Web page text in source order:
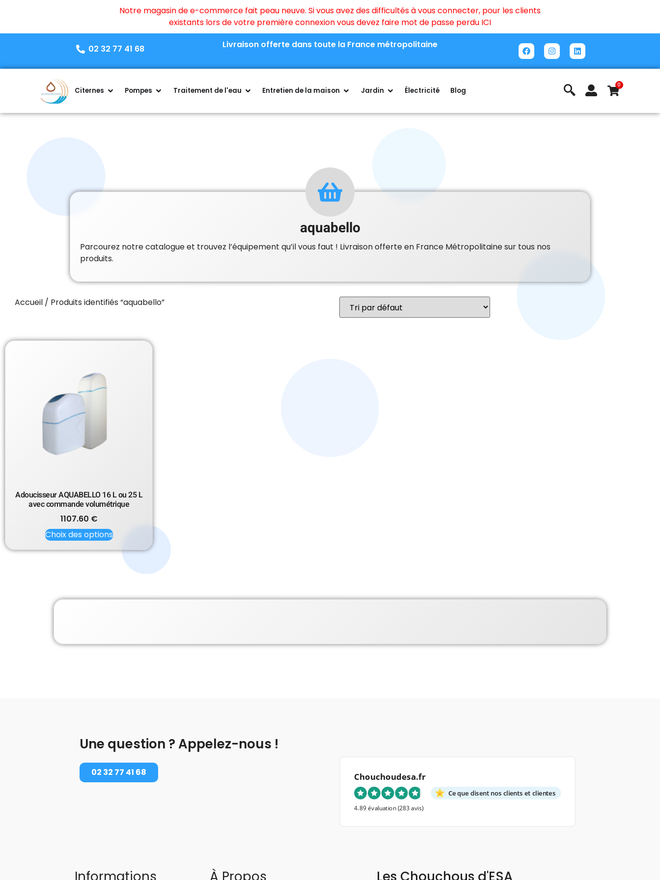
Notre magasin de e-commerce fait peau neuve. Si vous avez des difficultés à vous connecter, pour les clients
existants lors de votre première connexion vous devez faire mot de passe perdu ICI
02 32 77 41 68 Livraison offerte dans toute la France métropolitaine
Citernes Pompes Traitement de l'eau Entretien de la maison Jardin Électricité Blog
0
aquabello
Parcourez notre catalogue et trouvez l’équipement qu’il vous faut ! Livraison offerte en France Métropolitaine sur tous nos
produits.
Accueil / Produits identifiés “aquabello”
Adoucisseur AQUABELLO 16 L ou 25 L
avec commande volumétrique
1107.60 €
Choix des options
Une question ? Appelez-nous !
02 32 77 41 68 Chouchoudesa.fr
Ce que disent nos clients et clientes
4.89 évaluation(283 avis)